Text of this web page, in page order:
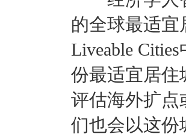
的全球最适宜
Liveable
份最适宜居住
评估海外扩点
们也会以这份